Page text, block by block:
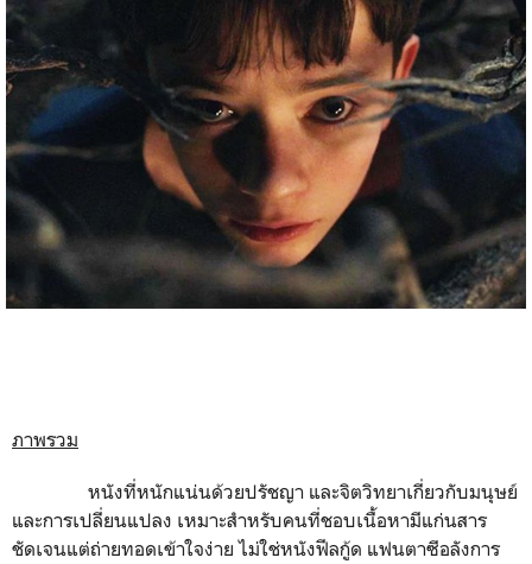
ภาพรวม
หนังที่หนักแน่นด้วยปรัชญา และจิตวิทยาเกี่ยวกับมนุษย์
และการเปลี่ยนแปลง เหมาะสำหรับคนที่ชอบเนื้อหามีแก่นสาร
ชัดเจนแต่ถ่ายทอดเข้าใจง่าย ไม่ใช่หนังฟีลกู้ด แฟนตาซีอลังการ